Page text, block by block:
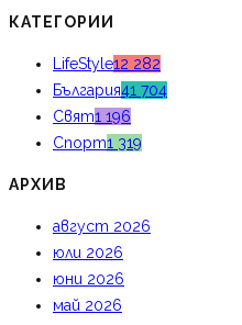
КАТЕГОРИИ
LifeStyle12 282
България41 704
Свят1 196
Спорт1 319
АРХИВ
август 2026
юли 2026
юни 2026
май 2026